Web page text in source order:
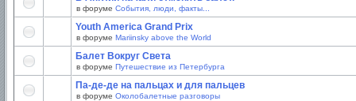
в форуме События, люди, факты...
Youth America Grand Prix
в форуме Mariinsky above the World
Балет Вокруг Света
в форуме Путешествие из Петербурга
Па-де-де на пальцах и для пальцев
в форуме Околобалетные разговоры